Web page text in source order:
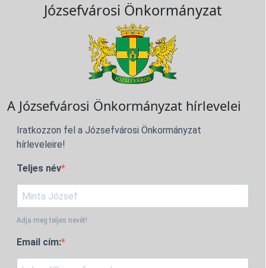
Józsefvárosi Önkormányzat
A Józsefvárosi Önkormányzat hírlevelei
Iratkozzon fel a Józsefvárosi Önkormányzat
hírleveleire!
Teljes név
Adja meg teljes nevét!
Email cím: